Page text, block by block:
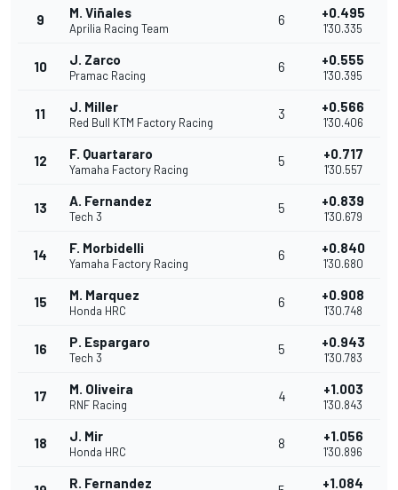
9 M. Viñales
Aprilia Racing Team
6 +0.495
1'30.335
10 J. Zarco
Pramac Racing
6 +0.555
1'30.395
11 J. Miller
Red Bull KTM Factory Racing
3 +0.566
1'30.406
12 F. Quartararo
Yamaha Factory Racing
5 +0.717
1'30.557
13 A. Fernandez
Tech 3
5 +0.839
1'30.679
14 F. Morbidelli
Yamaha Factory Racing
6 +0.840
1'30.680
15 M. Marquez
Honda HRC
6 +0.908
1'30.748
16 P. Espargaro
Tech 3
5 +0.943
1'30.783
17 M. Oliveira
RNF Racing
4 +1.003
1'30.843
18 J. Mir
Honda HRC
8 +1.056
1'30.896
R. Fernandez +1.084